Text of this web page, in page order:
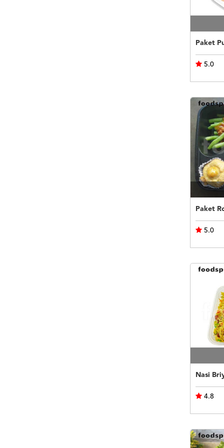
5.0
Paket
5.0
Nasi
4.8